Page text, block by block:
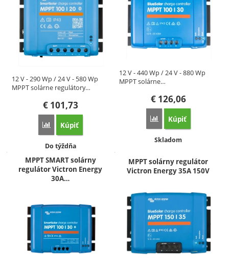
12 V - 290 Wp / 24 V - 580 Wp
MPPT solárne regulátory…
€ 101,73
Porovnať
Kúpiť
Dostupnosť:
Do týždňa
12 V - 440 Wp / 24 V - 880 Wp
MPPT solárne…
€126,06
Porovnať
Kúpiť
Dostupnosť:
Skladom
MPPT SMART solárny
regulátor Victron Energy
30A…
MPPT solárny regulátor
Victron Energy 35A 150V